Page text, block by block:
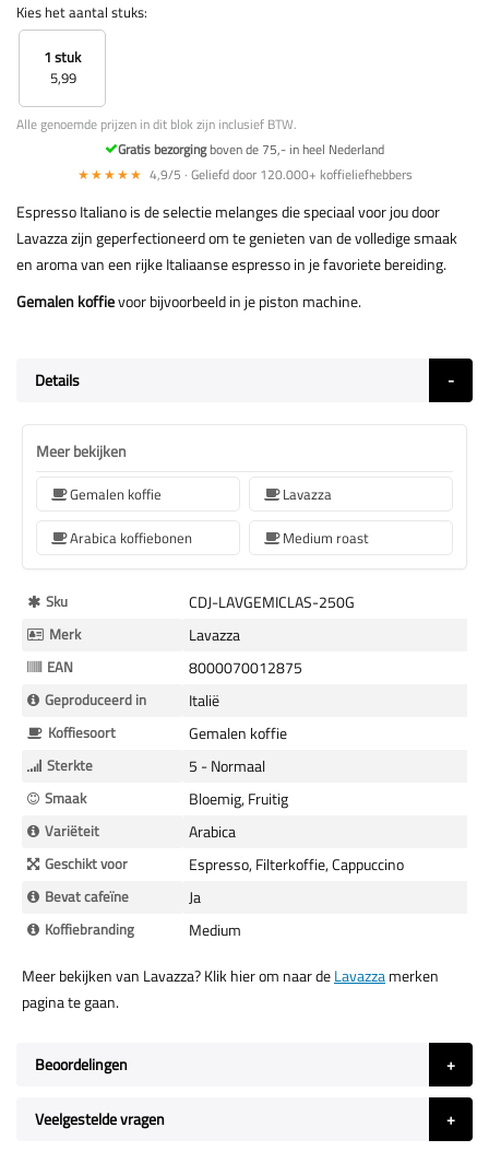
Kies het aantal stuks:
1 stuk
5,99
Alle genoemde prijzen in dit blok zijn inclusief BTW.
Gratis bezorgingboven de 75,- in heel Nederland
★★★★★ 4,9/5 · Geliefd door 120.000+ koffieliefhebbers
Espresso Italiano is de selectie melanges die speciaal voor jou door
Lavazza zijn geperfectioneerd om te genieten van de volledige smaak
en aroma van een rijke Italiaanse espresso in je favoriete bereiding.
Gemalen koffievoor bijvoorbeeld in je piston machine.
Details
Meer bekijken
Gemalen koffie
Lavazza
Arabica koffiebonen
Medium roast
Meer
Informatie
Sku CDJ-LAVGEMICLAS-250G
Merk Lavazza
EAN 8000070012875
Geproduceerd in Italië
Koffiesoort Gemalen koffie
Sterkte 5 - Normaal
Smaak Bloemig, Fruitig
Variëteit Arabica
Geschikt voor Espresso, Filterkoffie, Cappuccino
Bevat cafeïne Ja
Koffiebranding
Medium
Meer bekijken van Lavazza? Klik hier om naar deLavazzamerken
pagina te gaan.
Beoordelingen
Veelgestelde vragen